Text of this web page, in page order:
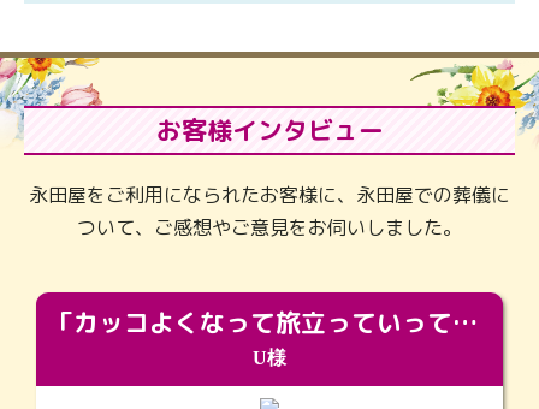
お客様インタビュー
永田屋をご利用になられたお客様に、永田屋での葬儀に
ついて、ご感想やご意見をお伺いしました。
「カッコよくなって旅立っていってくれました（笑）もっとカッコいいって言ってあげればよかったな」
U様